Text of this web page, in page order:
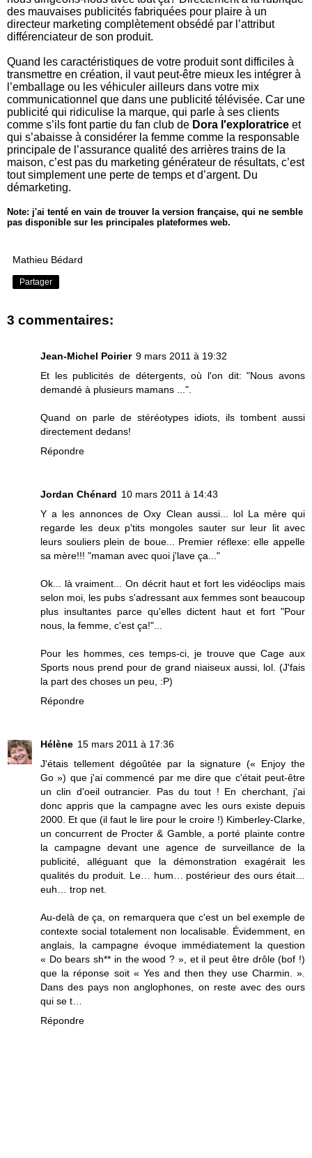
des mauvaises publicités fabriquées pour plaire à un
directeur marketing complètement obsédé par l’attribut
différenciateur de son produit.
Quand les caractéristiques de votre produit sont difficiles à
transmettre en création, il vaut peut-être mieux les intégrer à
l’emballage ou les véhiculer ailleurs dans votre mix
communicationnel que dans une publicité télévisée. Car une
publicité qui ridiculise la marque, qui parle à ses clients
comme s’ils font partie du fan club de Dora l'exploratrice et
qui s’abaisse à considérer la femme comme la responsable
principale de l’assurance qualité des arrières trains de la
maison, c’est pas du marketing générateur de résultats, c’est
tout simplement une perte de temps et d’argent. Du
démarketing.
Note: j'ai tenté en vain de trouver la version française, qui ne semble
pas disponible sur les principales plateformes web.
Mathieu Bédard
Partager
3 commentaires:
Jean-Michel Poirier 9 mars 2011 à 19:32
Et les publicités de détergents, où l'on dit: "Nous avons
demandé à plusieurs mamans ...".
Quand on parle de stéréotypes idiots, ils tombent aussi
directement dedans!
Répondre
Jordan Chénard 10 mars 2011 à 14:43
Y a les annonces de Oxy Clean aussi... lol La mère qui
regarde les deux p'tits mongoles sauter sur leur lit avec
leurs souliers plein de boue... Premier réflexe: elle appelle
sa mère!!! "maman avec quoi j'lave ça..."
Ok... là vraiment... On décrit haut et fort les vidéoclips mais
selon moi, les pubs s'adressant aux femmes sont beaucoup
plus insultantes parce qu'elles dictent haut et fort "Pour
nous, la femme, c'est ça!"...
Pour les hommes, ces temps-ci, je trouve que Cage aux
Sports nous prend pour de grand niaiseux aussi, lol. (J'fais
la part des choses un peu, :P)
Répondre
Hélène 15 mars 2011 à 17:36
J'étais tellement dégoûtée par la signature (« Enjoy the
Go ») que j'ai commencé par me dire que c'était peut-être
un clin d'oeil outrancier. Pas du tout ! En cherchant, j'ai
donc appris que la campagne avec les ours existe depuis
2000. Et que (il faut le lire pour le croire !) Kimberley-Clarke,
un concurrent de Procter & Gamble, a porté plainte contre
la campagne devant une agence de surveillance de la
publicité, alléguant que la démonstration exagérait les
qualités du produit. Le… hum… postérieur des ours était…
euh… trop net.
Au-delà de ça, on remarquera que c'est un bel exemple de
contexte social totalement non localisable. Évidemment, en
anglais, la campagne évoque immédiatement la question
« Do bears sh** in the wood ? », et il peut être drôle (bof !)
que la réponse soit « Yes and then they use Charmin. ».
Dans des pays non anglophones, on reste avec des ours
qui se t…
Répondre